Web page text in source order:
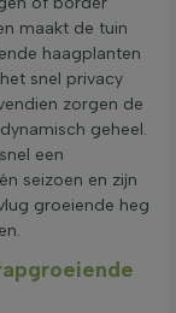
maakt de tuin
haagplanten
snel privacy
zorgen de
geheel.
een
seizoen en zijn
groeiende heg